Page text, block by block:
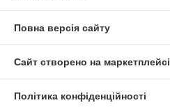
Повна версія сайту
Сайт створено на маркетплейсі
Політика конфіденційності